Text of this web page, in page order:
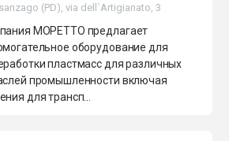
(PD), via dell`Artigianato, 3
МОРЕТТО предлагает
оборудование для
пластмасс для различных
промышленности включая
для трансп...